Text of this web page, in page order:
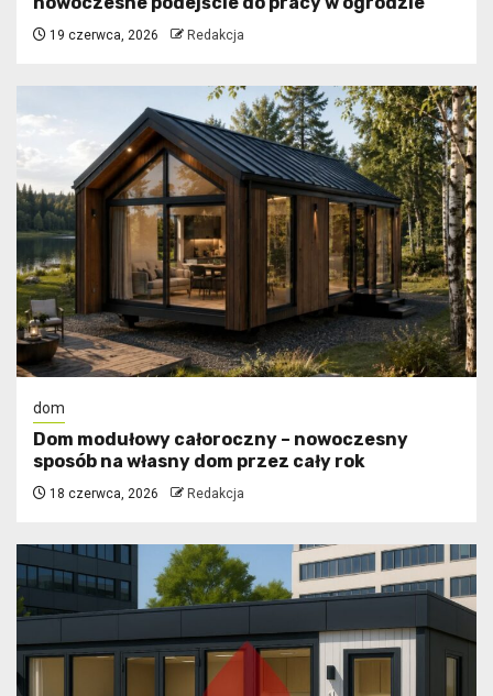
19 czerwca, 2026 Redakcja
dom
Dom modułowy całoroczny – nowoczesny
sposób na własny dom przez cały rok
18 czerwca, 2026 Redakcja